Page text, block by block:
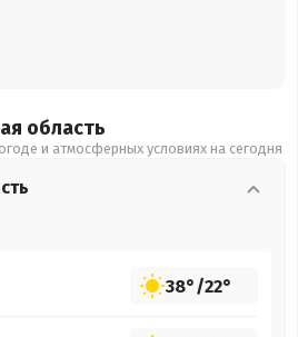
область
и атмосферных условиях на сегодня
38°/22°